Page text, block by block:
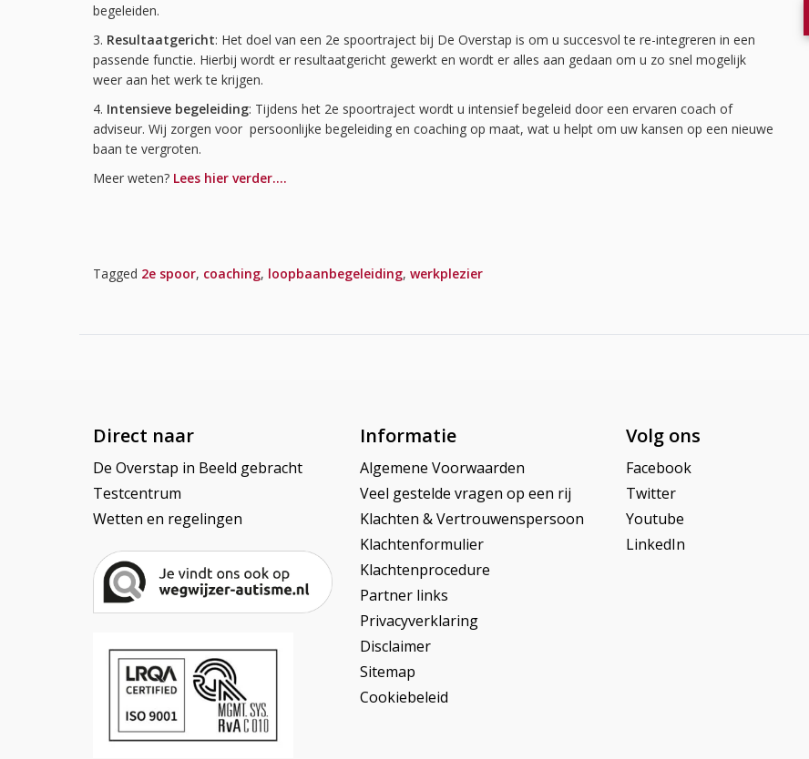
begeleiden.
3. Resultaatgericht: Het doel van een 2e spoortraject bij De Overstap is om u succesvol te re-integreren in een
passende functie. Hierbij wordt er resultaatgericht gewerkt en wordt er alles aan gedaan om u zo snel mogelijk
weer aan het werk te krijgen.
4. Intensieve begeleiding: Tijdens het 2e spoortraject wordt u intensief begeleid door een ervaren coach of
adviseur. Wij zorgen voor persoonlijke begeleiding en coaching op maat, wat u helpt om uw kansen op een nieuwe
baan te vergroten.
Meer weten? Lees hier verder….
Tagged 2e spoor, coaching, loopbaanbegeleiding, werkplezier
Direct naar
De Overstap in Beeld gebracht
Testcentrum
Wetten en regelingen
Informatie
Algemene Voorwaarden
Veel gestelde vragen op een rij
Klachten & Vertrouwenspersoon
Klachtenformulier
Klachtenprocedure
Partner links
Privacyverklaring
Disclaimer
Sitemap
Cookiebeleid
Volg ons
Facebook
Twitter
Youtube
LinkedIn